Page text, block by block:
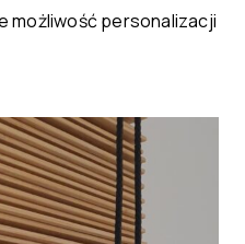
możliwość personalizacji